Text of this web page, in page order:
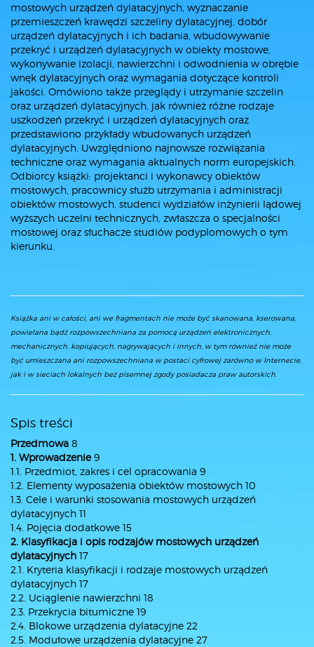
mostowych urządzeń dylatacyjnych, wyznaczanie
przemieszczeń krawędzi szczeliny dylatacyjnej, dobór
urządzeń dylatacyjnych i ich badania, wbudowywanie
przekryć i urządzeń dylatacyjnych w obiekty mostowe,
wykonywanie izolacji, nawierzchni i odwodnienia w obrębie
wnęk dylatacyjnych oraz wymagania dotyczące kontroli
jakości. Omówiono także przeglądy i utrzymanie szczelin
oraz urządzeń dylatacyjnych, jak również różne rodzaje
uszkodzeń przekryć i urządzeń dylatacyjnych oraz
przedstawiono przykłady wbudowanych urządzeń
dylatacyjnych. Uwzględniono najnowsze rozwiązania
techniczne oraz wymagania aktualnych norm europejskich.
Odbiorcy książki: projektanci i wykonawcy obiektów
mostowych, pracownicy służb utrzymania i administracji
obiektów mostowych, studenci wydziałów inżynierii lądowej
wyższych uczelni technicznych, zwłaszcza o specjalności
mostowej oraz słuchacze studiów podyplomowych o tym
kierunku.
Książka ani w całości, ani we fragmentach nie może być skanowana, kserowana,
powielana bądź rozpowszechniana za pomocą urządzeń elektronicznych,
mechanicznych, kopiujących, nagrywających i innych, w tym również nie może
być umieszczana ani rozpowszechniana w postaci cyfrowej zarówno w Internecie,
jak i w sieciach lokalnych bez pisemnej zgody posiadacza praw autorskich.
Spis treści
Przedmowa 8
1. Wprowadzenie9
1.1. Przedmiot, zakres i cel opracowania 9
1.2. Elementy wyposażenia obiektów mostowych 10
1.3. Cele i warunki stosowania mostowych urządzeń
dylatacyjnych 11
1.4. Pojęcia dodatkowe 15
2. Klasyfikacja i opis rodzajów mostowych urządzeń
dylatacyjnych 17
2.1. Kryteria klasyfikacji i rodzaje mostowych urządzeń
dylatacyjnych 17
2.2. Uciąglenie nawierzchni 18
2.3. Przekrycia bitumiczne 19
2.4. Blokowe urządzenia dylatacyjne 22
2.5. Modułowe urządzenia dylatacyjne 27